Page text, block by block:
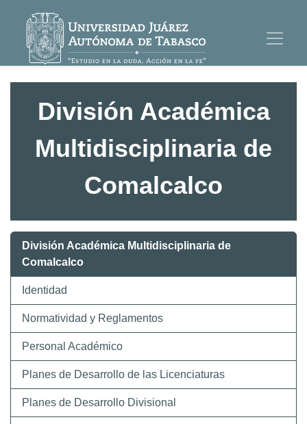
División Académica
Multidisciplinaria de
Comalcalco
División Académica Multidisciplinaria de
Comalcalco
Identidad
Normatividad y Reglamentos
Personal Académico
Planes de Desarrollo de las Licenciaturas
Planes de Desarrollo Divisional